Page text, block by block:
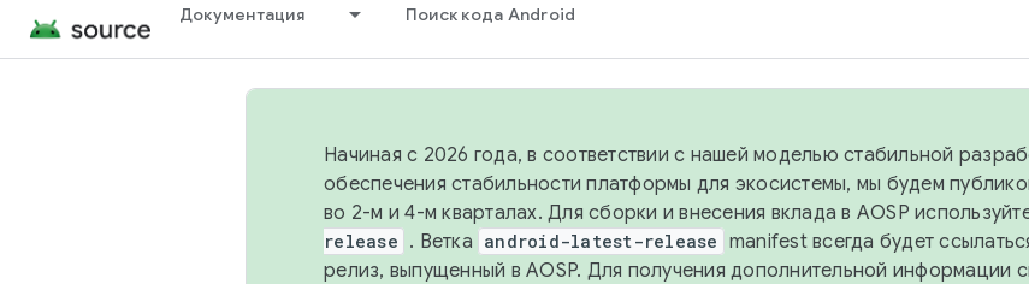
Документация Поиск кода Android
Начиная с 2026 года, в соответствии с нашей моделью стабильной
обеспечения стабильности платформы для экосистемы, мы будем
во 2-м и 4-м кварталах. Для сборки и внесения вклада в AOSP
release . Ветка android-latest-release manifest всегда будет
релиз, выпущенный в AOSP. Для получения дополнительной информации